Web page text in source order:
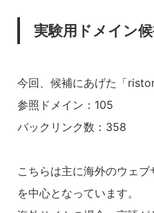
実験用ドメイン
今回、候補にあげた「
参照ドメイン：105
バックリンク数：358
こちらは主に海外のウェ
を中心となっています。